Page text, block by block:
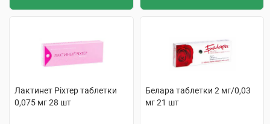
Лактинет Ріхтер таблетки
0,075 мг 28 шт
Белара таблетки 2 мг/0,03
мг 21 шт